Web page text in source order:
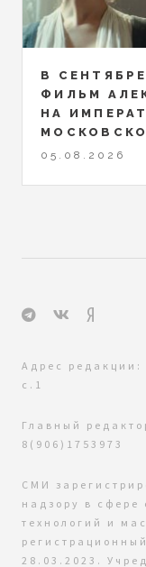
В
ФИЛЬМ
НА
05.08.2026
Адрес
с.1
Главный
8(906)1753973
СМИ
надзору в
технологий и
28.03.2023.